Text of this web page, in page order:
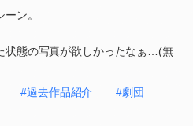
ン。
状態の写真が欲しかったなぁ…(無
#過去作品紹介 #劇団